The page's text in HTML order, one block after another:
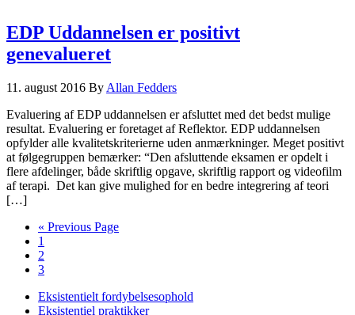
EDP Uddannelsen er positivt
genevalueret
11. august 2016 By Allan Fedders
Evaluering af EDP uddannelsen er afsluttet med det bedst mulige
resultat. Evaluering er foretaget af Reflektor. EDP uddannelsen
opfylder alle kvalitetskriterierne uden anmærkninger. Meget positivt
at følgegruppen bemærker: “Den afsluttende eksamen er opdelt i
flere afdelinger, både skriftlig opgave, skriftlig rapport og videofilm
af terapi. Det kan give mulighed for en bedre integrering af teori
[…]
« Go
Previous Page
Side
1
Side
2
Side
3
Eksistentielt fordybelsesophold
Eksistentiel praktikker